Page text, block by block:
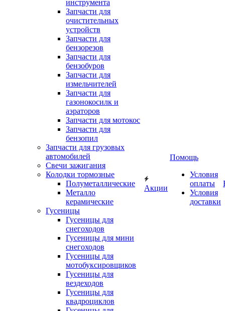
инструмента
Запчасти для
очистительных
устройств
Запчасти для
бензорезов
Запчасти для
бензобуров
Запчасти для
измельчителей
Запчасти для
газонокосилк и
аэраторов
Запчасти для мотокос
Запчасти для
бензопил
Запчасти для грузовых
автомобилей
Свечи зажигания
Колодки тормозные
Полуметаллические
Металло
керамические
Гусеницы
Гусеницы для
снегоходов
Гусеницы для мини
снегоходов
Гусеницы для
мотобуксировщиков
Гусеницы для
вездеходов
Гусеницы для
квадроциклов
Акции
Помощь
Условия
оплаты
Условия
доставки